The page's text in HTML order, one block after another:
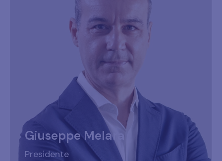
Giuseppe Melara
Presidente